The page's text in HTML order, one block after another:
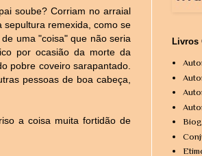
soube? Corriam no arraial
remexida, como se
uma "coisa" que não seria
por ocasião da morte da
pobre coveiro sarapantado.
pessoas de boa cabeça,
a coisa muita fortidão de
Livros